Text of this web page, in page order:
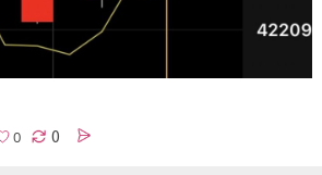
0